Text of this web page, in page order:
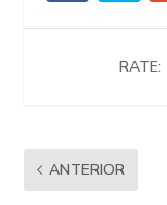
RATE:
ANTERIOR